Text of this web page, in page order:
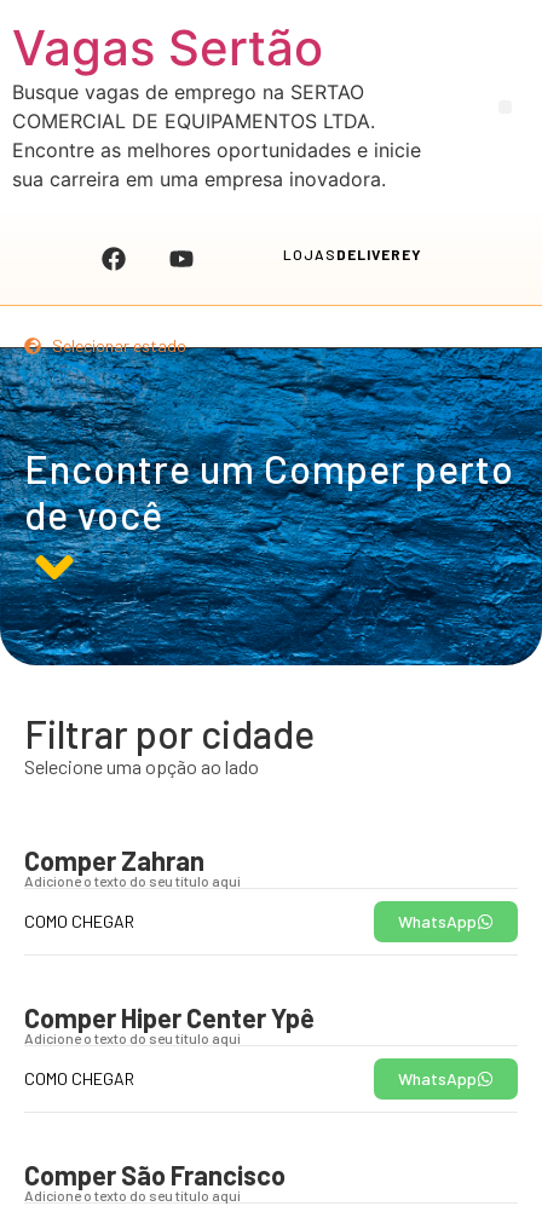
Vagas Sertão
Busque vagas de emprego na SERTAO
COMERCIAL DE EQUIPAMENTOS LTDA.
Encontre as melhores oportunidades e inicie
sua carreira em uma empresa inovadora.
LOJAS DELIVEREY
Selecionar estado
Encontre um Comper perto
de você
Filtrar por cidade
Selecione uma opção ao lado
Comper Zahran
Adicione o texto do seu título aqui
COMO CHEGAR WhatsApp
Comper Hiper Center Ypê
Adicione o texto do seu título aqui
COMO CHEGAR WhatsApp
Comper São Francisco
Adicione o texto do seu título aqui